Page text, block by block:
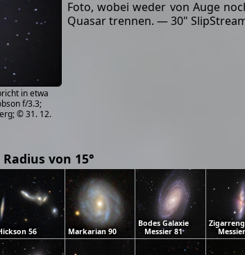
in etwa
f/3.3;
© 31. 12.
Foto, wobei weder von Auge
Quasar trennen. — 30"
von 15°
56 Markarian 90
Bodes Galaxie
Messier 81